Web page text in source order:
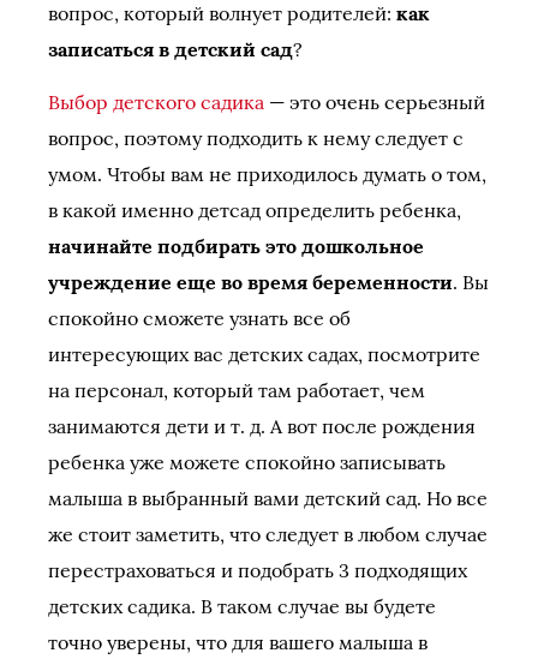
вопрос, который волнует родителей: как
записаться в детский сад?
Выбор детского садика — это очень серьезный
вопрос, поэтому подходить к нему следует с
умом. Чтобы вам не приходилось думать о том,
в какой именно детсад определить ребенка,
начинайте подбирать это дошкольное
учреждение еще во время беременности. Вы
спокойно сможете узнать все об
интересующих вас детских садах, посмотрите
на персонал, который там работает, чем
занимаются дети и т. д. А вот после рождения
ребенка уже можете спокойно записывать
малыша в выбранный вами детский сад. Но все
же стоит заметить, что следует в любом случае
перестраховаться и подобрать 3 подходящих
детских садика. В таком случае вы будете
точно уверены, что для вашего малыша в